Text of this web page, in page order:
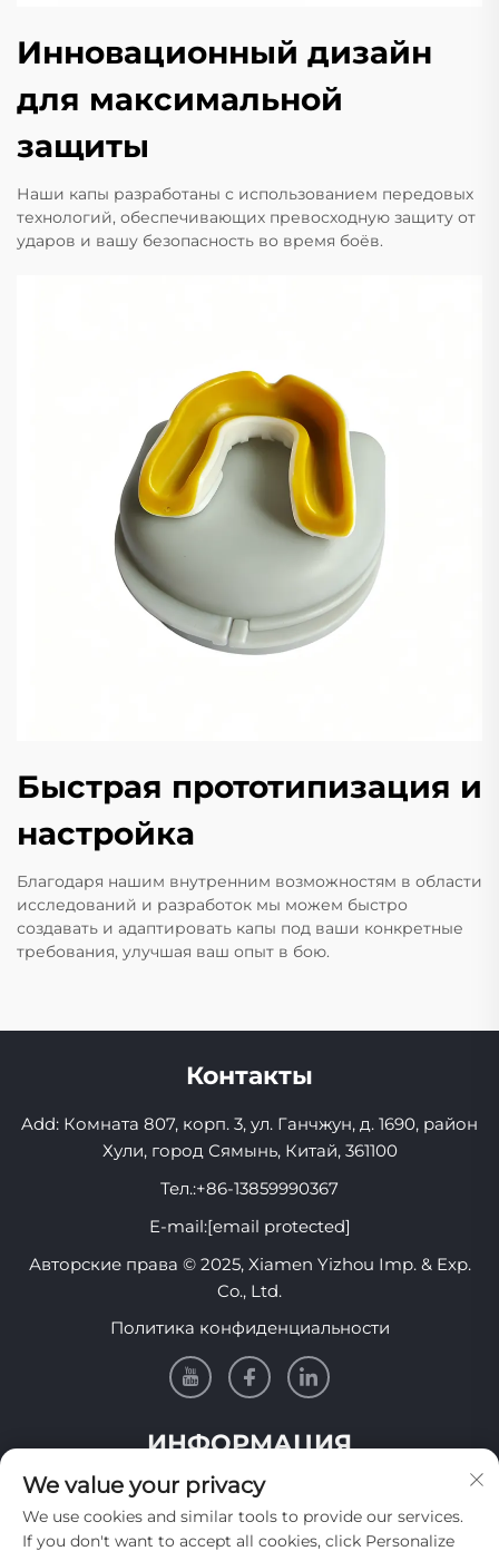
Инновационный дизайн
для максимальной
защиты
Наши капы разработаны с использованием передовых
технологий, обеспечивающих превосходную защиту от
ударов и вашу безопасность во время боёв.
Быстрая прототипизация и
настройка
Благодаря нашим внутренним возможностям в области
исследований и разработок мы можем быстро
создавать и адаптировать капы под ваши конкретные
требования, улучшая ваш опыт в бою.
Контакты
Add: Комната 807, корп. 3, ул. Ганчжун, д. 1690, район
Хули, город Сямынь, Китай, 361100
Тел.:+86-13859990367
E-mail:[email protected]
Авторские права © 2025, Xiamen Yizhou Imp. & Exp.
Co., Ltd.
Политика конфиденциальности
ИНФОРМАЦИЯ
Подпишитесь, чтобы получать нашу еженедельную
рассылку
We value your privacy
We use cookies and similar tools to provide our services.
If you don't want to accept all cookies, click Personalize